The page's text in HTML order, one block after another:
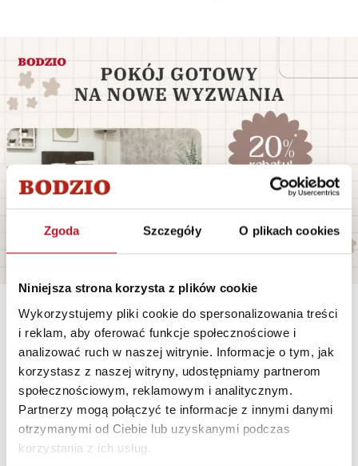
Zgoda Szczegóły O plikach cookies
Niniejsza strona korzysta z plików cookie
Wykorzystujemy pliki cookie do spersonalizowania treści
i reklam, aby oferować funkcje społecznościowe i
analizować ruch w naszej witrynie. Informacje o tym, jak
korzystasz z naszej witryny, udostępniamy partnerom
społecznościowym, reklamowym i analitycznym.
Partnerzy mogą połączyć te informacje z innymi danymi
otrzymanymi od Ciebie lub uzyskanymi podczas
korzystania z ich usług.
Polecane Nowości Promocje